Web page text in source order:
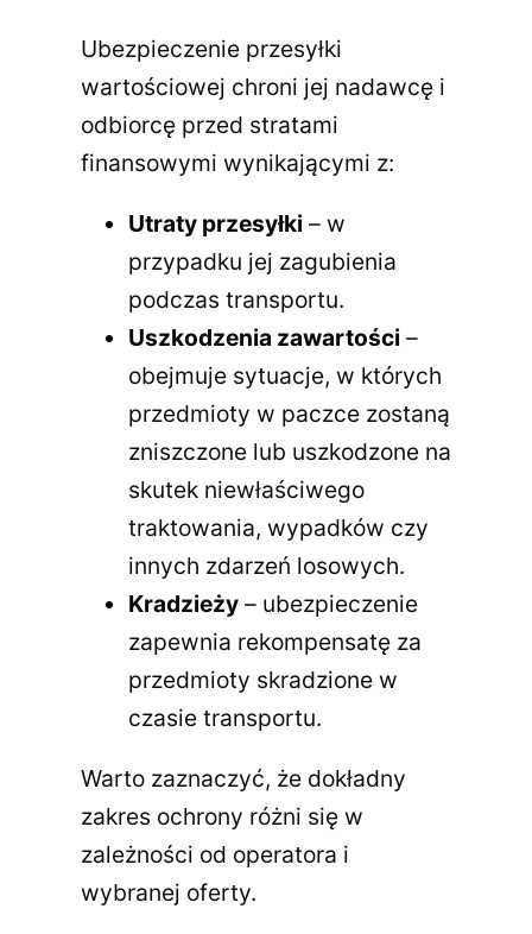
Ubezpieczenie przesyłki
wartościowej chroni jej nadawcę i
odbiorcę przed stratami
finansowymi wynikającymi z:
Utraty przesyłki – w
przypadku jej zagubienia
podczas transportu.
Uszkodzenia zawartości –
obejmuje sytuacje, w których
przedmioty w paczce zostaną
zniszczone lub uszkodzone na
skutek niewłaściwego
traktowania, wypadków czy
innych zdarzeń losowych.
Kradzieży – ubezpieczenie
zapewnia rekompensatę za
przedmioty skradzione w
czasie transportu.
Warto zaznaczyć, że dokładny
zakres ochrony różni się w
zależności od operatora i
wybranej oferty.